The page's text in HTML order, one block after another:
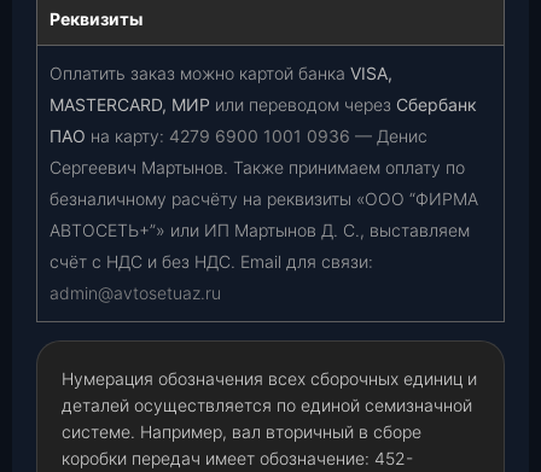
Реквизиты
Оплатить заказ можно картой банка VISA,
MASTERCARD, МИР или переводом через Сбербанк
ПАО на карту: 4279 6900 1001 0936 — Денис
Сергеевич Мартынов. Также принимаем оплату по
безналичному расчёту на реквизиты «ООО “ФИРМА
АВТОСЕТЬ+”» или ИП Мартынов Д. С., выставляем
счёт с НДС и без НДС. Email для связи:
admin@avtosetuaz.ru
Нумерация обозначения всех сборочных единиц и
деталей осуществляется по единой семизначной
системе. Например, вал вторичный в сборе
коробки передач имеет обозначение: 452-